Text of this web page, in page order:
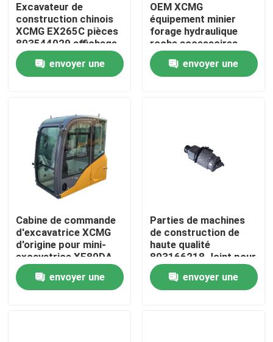
Produits
A propos de nous
Contrôle de la qualité
Contact
nouvelles
Demande de soumission
Excavateur de
construction chinois
XCMG EX265C pièces
803544029 affichage
de moniteur pour le
remplacement
envoyer une
OEM XCMG
équipement minier
forage hydraulique
roche accessoires
pièces d'outil de
forage curseur
413480383
envoyer une
Cabine de commande
d'excavatrice XCMG
d'origine pour mini-
excavatrice XE80DA -
Entretien
envoyer une
Parties de machines
de construction de
haute qualité
803166218 Joint pour
XCMG
envoyer une